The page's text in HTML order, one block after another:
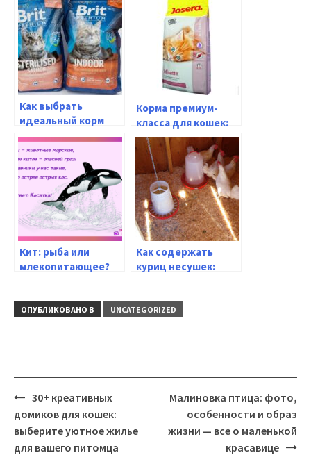
Как выбрать
идеальный корм
для кошки:
подробное
руководство для
внимательных
хозяев
Корма премиум-
класса для кошек:
как выбрать лучшее
питание для
здоровья и долгой
жизни питомца
Кит: рыба или
млекопитающее?
Как содержать
куриц несушек:
ОПУБЛИКОВАНО В UNCATEGORIZED
Навигация
30+ креативных
домиков для кошек:
выберите уютное жилье
для вашего питомца
Малиновка птица: фото,
особенности и образ
жизни — все о маленькой
красавице